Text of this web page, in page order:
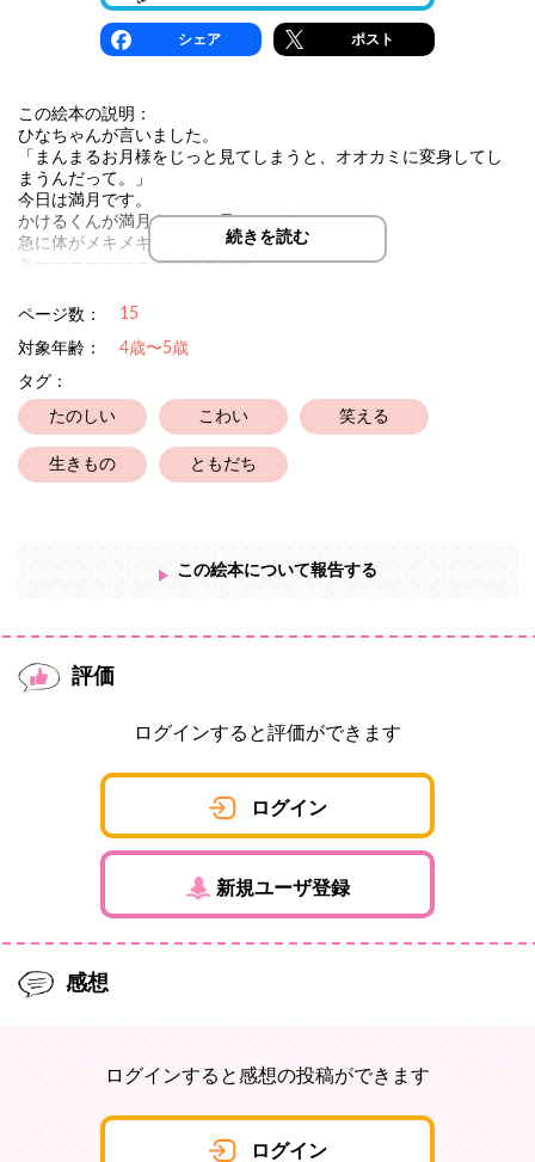
シェア ポスト
この絵本の説明：
ひなちゃんが言いました。
「まんまるお月様をじっと見てしまうと、オオカミに変身してし
まうんだって。」
今日は満月です。
かけるくんが満月をじっと見ていたら、
急に体がメキメキメキ。
あーーーーーーーーーーーーー
続きを読む
ページ数： 15
対象年齢：
4歳〜5歳
タグ：
たのしい こわい 笑える
生きもの ともだち
この絵本について報告する
評価
ログインすると評価ができます
ログイン
新規ユーザ登録
感想
ログインすると感想の投稿ができます
ログイン